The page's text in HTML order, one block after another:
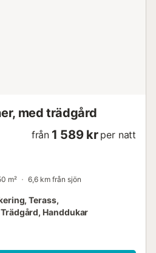
med trädgård
från 1 589 kr per natt
m² 6,6 km från sjön
Terass,
Handdukar